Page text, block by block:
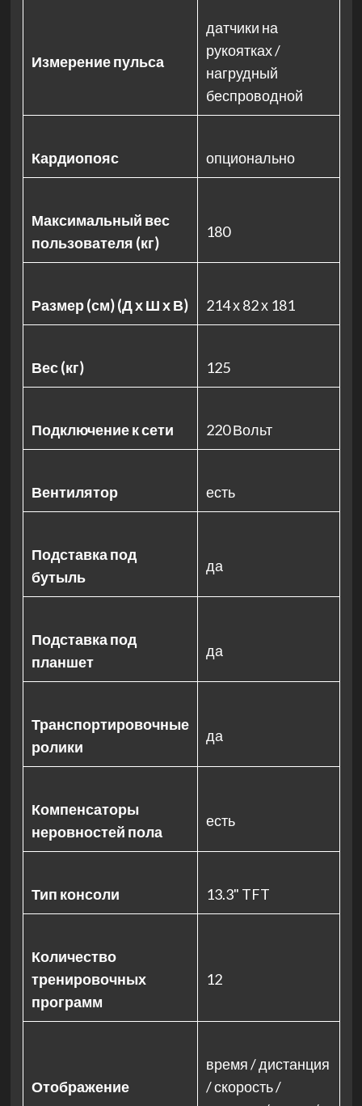
Измерение пульса
датчики на
рукоятках /
нагрудный
беспроводной
Кардиопояс опционально
Максимальный вес
пользователя (кг)
180
Размер (см) (Д х Ш х В) 214 х 82 х 181
Вес (кг) 125
Подключение к сети 220 Вольт
Вентилятор есть
Подставка под
бутыль
да
Подставка под
планшет
да
Транспортировочные
ролики
да
Компенсаторы
неровностей пола
есть
Тип консоли 13.3" TFT
Количество
тренировочных
программ
12
Отображение
время / дистанция
/ скорость /